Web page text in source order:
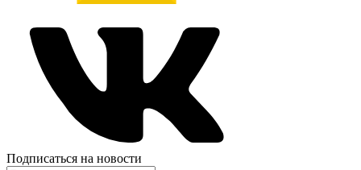
Подписаться на новости